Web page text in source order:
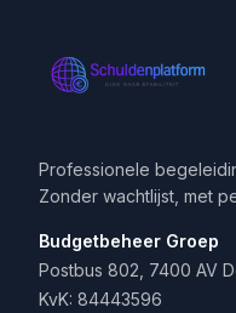
Professionele
Zonder wachtlijst, met
Budgetbeheer Groep
Postbus 802, 7400 AV
KvK: 84443596